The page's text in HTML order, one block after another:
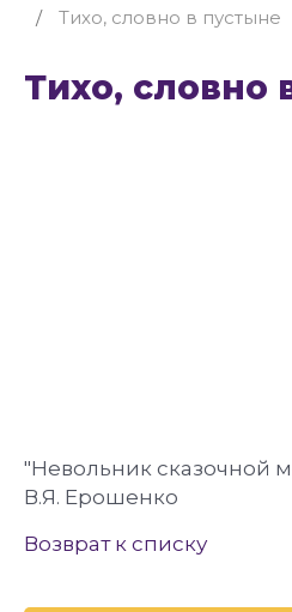
Тихо, словно в пустыне
Тихо, словно
"Невольник сказочной
В.Я. Ерошенко
Возврат к списку